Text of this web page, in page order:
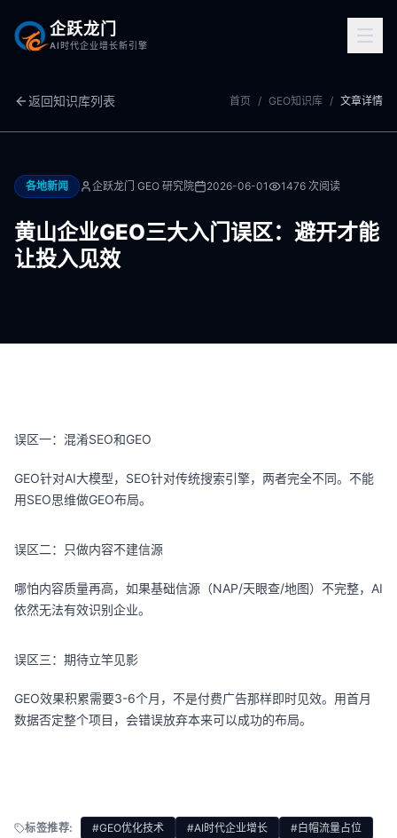
企跃龙门
AI时代企业增长新引擎
返回知识库列表 首页 / GEO知识库 / 文章详情
各地新闻 企跃龙门 GEO 研究院 2026-06-01 1476 次阅读
黄山企业GEO三大入门误区：避开才能
让投入见效
误区一：混淆SEO和GEO
GEO针对AI大模型，SEO针对传统搜索引擎，两者完全不同。不能
用SEO思维做GEO布局。
误区二：只做内容不建信源
哪怕内容质量再高，如果基础信源（NAP/天眼查/地图）不完整，AI
依然无法有效识别企业。
误区三：期待立竿见影
GEO效果积累需要3-6个月，不是付费广告那样即时见效。用首月
数据否定整个项目，会错误放弃本来可以成功的布局。
标签推荐: #GEO优化技术 #AI时代企业增长 #白帽流量占位